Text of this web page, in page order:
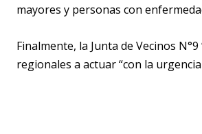
mayores y personas con
Finalmente, la Junta de Vecinos
regionales a actuar “con la